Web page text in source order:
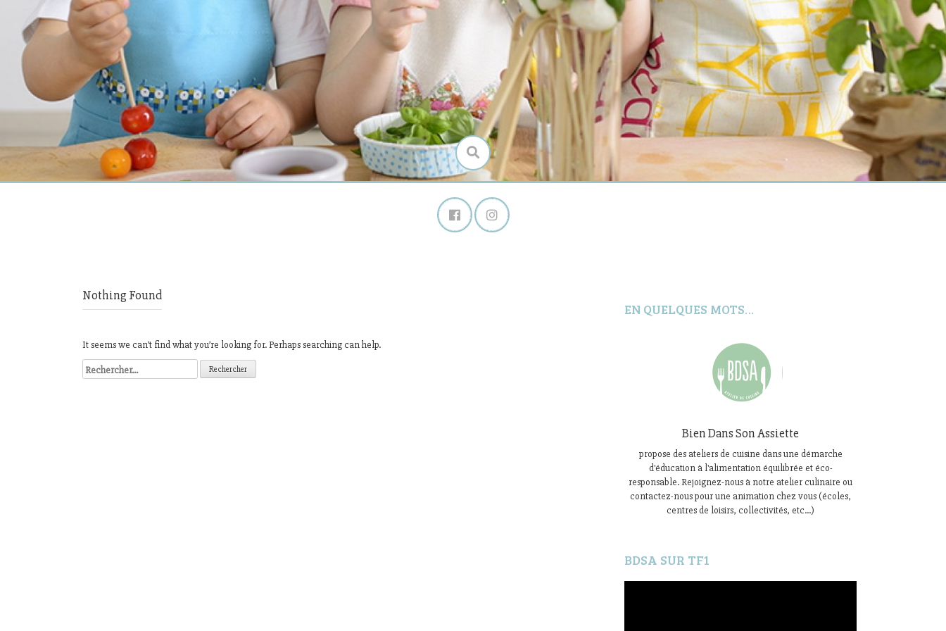
Nothing Found
It seems we can’t find what you’re looking for. Perhaps searching can help.
Rechercher :
EN QUELQUES MOTS…
Bien Dans Son Assiette
propose des ateliers de cuisine dans une démarche
d'éducation à l'alimentation équilibrée et éco-
responsable. Rejoignez-nous à notre atelier culinaire ou
contactez-nous pour une animation chez vous (écoles,
centres de loisirs, collectivités, etc...)
BDSA SUR TF1